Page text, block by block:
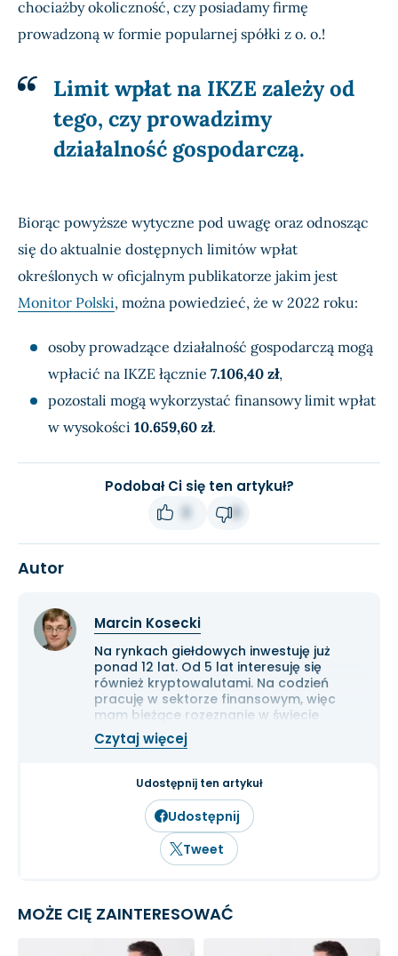
chociażby okoliczność, czy posiadamy firmę
prowadzoną w formie popularnej spółki z o. o.!
Limit wpłat na IKZE zależy od
tego, czy prowadzimy
działalność gospodarczą.
Biorąc powyższe wytyczne pod uwagę oraz odnosząc
się do aktualnie dostępnych limitów wpłat
określonych w oficjalnym publikatorze jakim jest
Monitor Polski, można powiedzieć, że w 2022 roku:
osoby prowadzące działalność gospodarczą mogą
wpłacić na IKZE łącznie 7.106,40 zł,
pozostali mogą wykorzystać finansowy limit wpłat
w wysokości 10.659,60 zł.
Podobał Ci się ten artykuł?
Autor
Marcin Kosecki
Na rynkach giełdowych inwestuję już
ponad 12 lat. Od 5 lat interesuję się
również kryptowalutami. Na codzień
pracuję w sektorze finansowym, więc
mam bieżące rozeznanie w świecie
gospodarki i ekonomii. Cenię przede
wszystkim solidną analizę
inwestowanie długoterminowe.
Czytaj więcej
Udostępnij ten artykuł
Udostępnij
Tweet
MOŻE CIĘ ZAINTERESOWAĆ